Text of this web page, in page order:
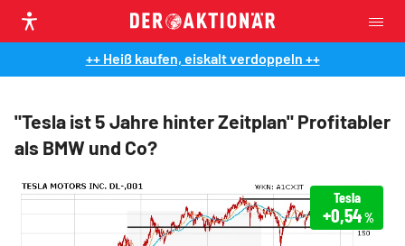
++ Heiß kaufen, eiskalt verdoppeln ++
"Tesla ist 5 Jahre hinter Zeitplan" Profitabler
als BMW und Co?
Tesla
+0,54%